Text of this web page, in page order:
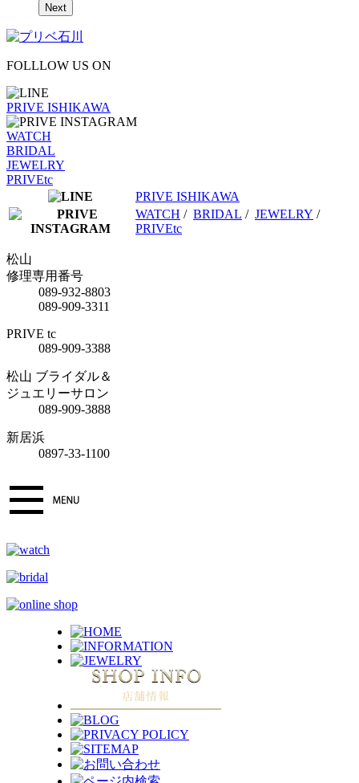
Next
FOLLLOW US ON
PRIVE ISHIKAWA
WATCH
BRIDAL
JEWELRY
PRIVEtc
PRIVE ISHIKAWA
WATCH / BRIDAL / JEWELRY /
PRIVEtc
松山
修理専用番号
089-932-8803
089-909-3311
PRIVE tc
089-909-3388
松山 ブライダル＆
ジュエリーサロン
089-909-3888
新居浜
0897-33-1100